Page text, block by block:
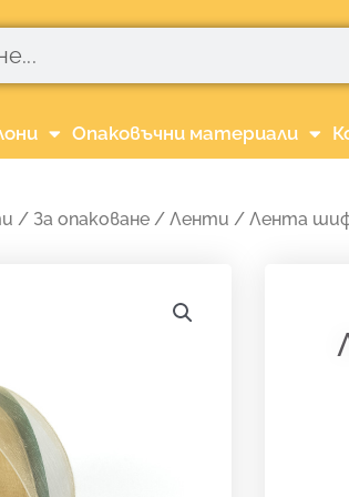
Опаковъчни материали
/ За опаковане / Ленти / Лента